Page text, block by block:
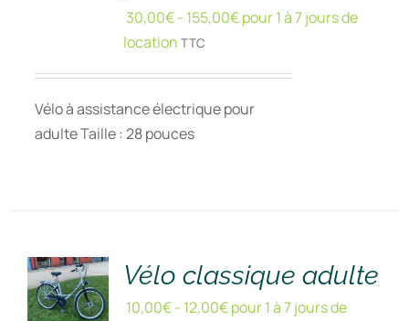
30,00€- 155,00€pour 1 à 7 jours de
location TTC
Vélo à assistance électrique pour
adulte Taille : 28 pouces
Vélo classique adulte
10,00€- 12,00€pour 1 à 7 jours de